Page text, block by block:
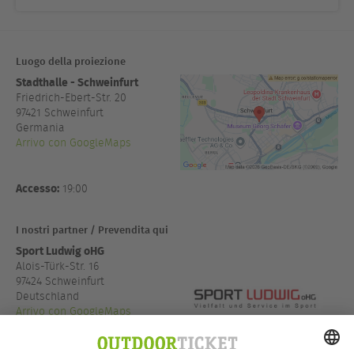
Luogo della proiezione
Stadthalle - Schweinfurt
Friedrich-Ebert-Str. 20
97421 Schweinfurt
Germania
Arrivo con GoogleMaps
Accesso: 19:00
I nostri partner / Prevendita qui
Sport Ludwig oHG
Alois-Türk-Str. 16
97424 Schweinfurt
Deutschland
Arrivo con GoogleMaps